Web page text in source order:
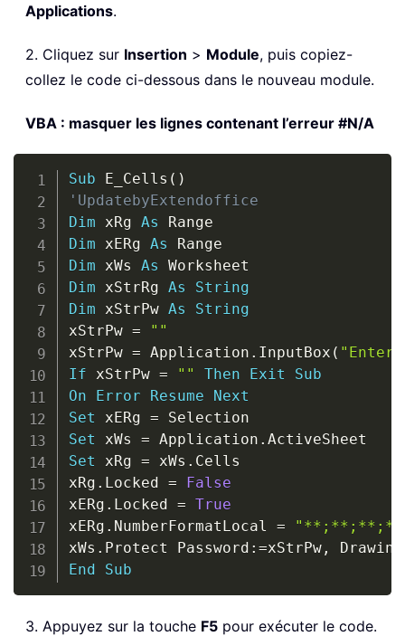
Applications.
2. Cliquez sur Insertion > Module, puis copiez-
collez le code ci-dessous dans le nouveau module.
VBA : masquer les lignes contenant l’erreur #N/A
Sub E_Cells ( )
'UpdatebyExtendoffice
Dim xRg As
Dim xERg As
Dim xWs As
Dim xStrRg As
String
Dim xStrPw As
String
xStrPw =
""
xStrPw = Application . InputBox ( "Enter
If xStrPw = "" Then Exit
Sub
On
Error Resume
Next
Set xERg =
Set xWs = Application .
Set xRg = xWs . Cells
xRg . Locked =
False
xERg . Locked = True
xERg . NumberFormatLocal =
xWs . Protect Password : =xStrPw,
End
Sub
3. Appuyez sur la touche F5 pour exécuter le code.